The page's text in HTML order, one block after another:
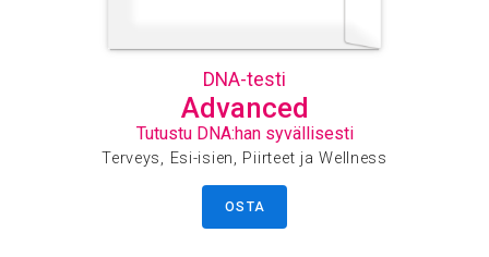
DNA-testi
Advanced
Tutustu DNA:han syvällisesti
Terveys, Esi-isien, Piirteet ja Wellness
OSTA